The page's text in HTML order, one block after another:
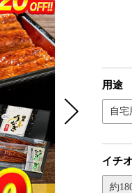
用途
自宅
イチ
約